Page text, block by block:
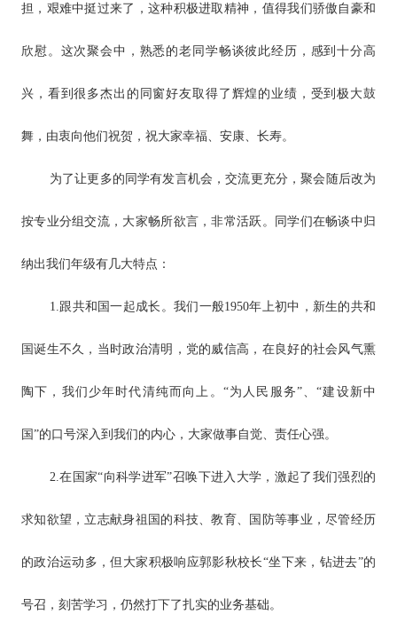
担，艰难中挺过来了，这种积极进取精神，值得我们骄傲自豪和
欣慰。这次聚会中，熟悉的老同学畅谈彼此经历，感到十分高
兴，看到很多杰出的同窗好友取得了辉煌的业绩，受到极大鼓
舞，由衷向他们祝贺，祝大家幸福、安康、长寿。
为了让更多的同学有发言机会，交流更充分，聚会随后改为
按专业分组交流，大家畅所欲言，非常活跃。同学们在畅谈中归
纳出我们年级有几大特点：
1.跟共和国一起成长。我们一般1950年上初中，新生的共和
国诞生不久，当时政治清明，党的威信高，在良好的社会风气熏
陶下，我们少年时代清纯而向上。“为人民服务”、“建设新中
国”的口号深入到我们的内心，大家做事自觉、责任心强。
2.在国家“向科学进军”召唤下进入大学，激起了我们强烈的
求知欲望，立志献身祖国的科技、教育、国防等事业，尽管经历
的政治运动多，但大家积极响应郭影秋校长“坐下来，钻进去”的
号召，刻苦学习，仍然打下了扎实的业务基础。